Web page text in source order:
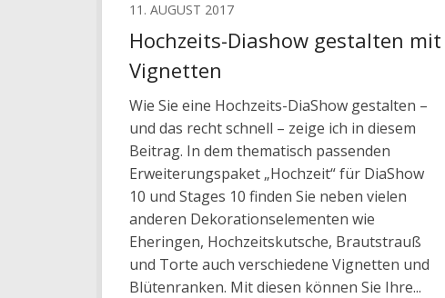
11. AUGUST 2017
Hochzeits-Diashow gestalten mit
Vignetten
Wie Sie eine Hochzeits-DiaShow gestalten –
und das recht schnell – zeige ich in diesem
Beitrag. In dem thematisch passenden
Erweiterungspaket „Hochzeit“ für DiaShow
10 und Stages 10 finden Sie neben vielen
anderen Dekorationselementen wie
Eheringen, Hochzeitskutsche, Brautstrauß
und Torte auch verschiedene Vignetten und
Blütenranken. Mit diesen können Sie Ihre...